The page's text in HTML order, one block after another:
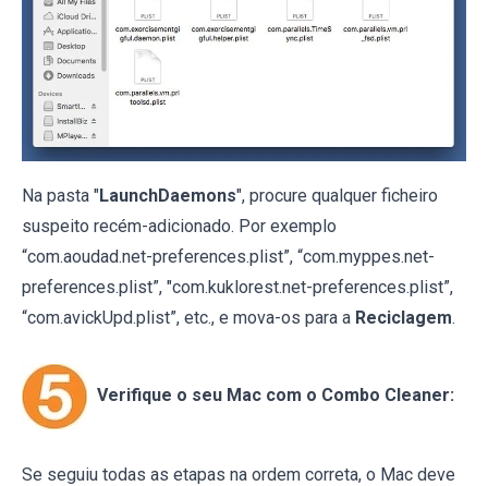
Na pasta "LaunchDaemons", procure qualquer ficheiro
suspeito recém-adicionado. Por exemplo
“com.aoudad.net-preferences.plist”, “com.myppes.net-
preferences.plist”, "com.kuklorest.net-preferences.plist”,
“com.avickUpd.plist”, etc., e mova-os para a Reciclagem.
Verifique o seu Mac com o Combo Cleaner:
Se seguiu todas as etapas na ordem correta, o Mac deve